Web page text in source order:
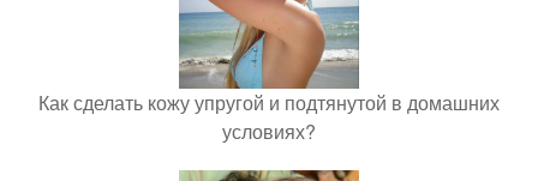
Как сделать кожу упругой и подтянутой в домашних
условиях?